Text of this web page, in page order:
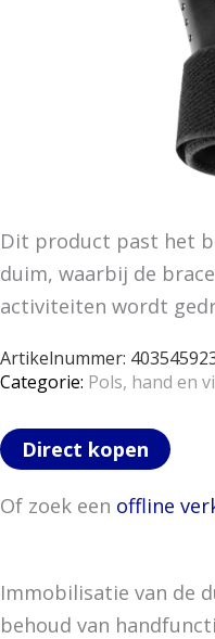
Dit product past het
duim, waarbij de
activiteiten wordt
Artikelnummer:
Categorie: Pols, hand en
Direct kopen
Of zoek een offline
Immobilisatie van de
behoud van